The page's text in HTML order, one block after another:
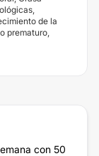
de la
prematuro,
con 50